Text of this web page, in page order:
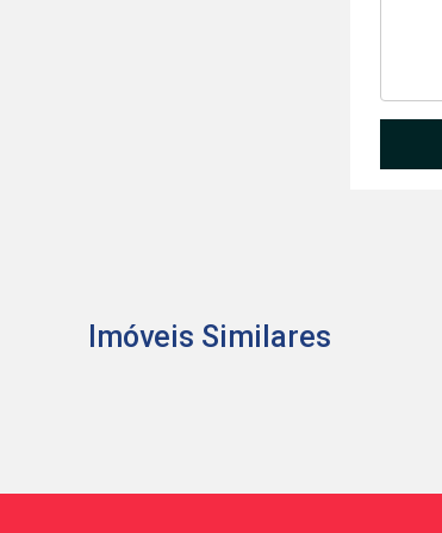
Imóveis Similares